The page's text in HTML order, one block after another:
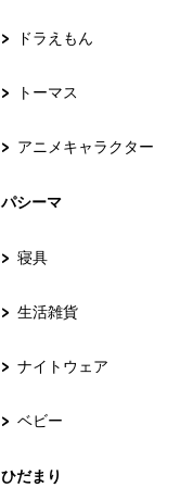
ドラえもん
トーマス
アニメキャラクター
パシーマ
寝具
生活雑貨
ナイトウェア
ベビー
ひだまり